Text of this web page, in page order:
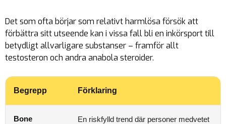
Det som ofta börjar som relativt harmlösa försök att
förbättra sitt utseende kan i vissa fall bli en inkörsport till
betydligt allvarligare substanser – framför allt
testosteron och andra anabola steroider.
Begrepp Förklaring
Bone
En riskfylld trend där personer medvetet